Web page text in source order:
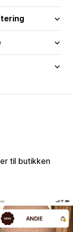
til butikken